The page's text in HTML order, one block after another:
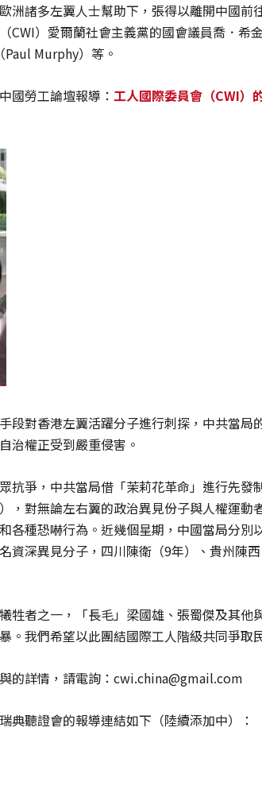
洲諸多左翼人士幫助下，張得以離開中國前
CWI）愛爾蘭社會主義黨的國會議員喬．希
Murphy）等。
國勞工論壇報導： 工人國際委員會（CWI）
段對香港左翼活躍分子進行刺探，中共當局
治權正受到嚴重侵害。
抗爭，中共當局借「茉莉花革命」進行先發
，對無論左右翼的政治異見份子與人權運動
各種恐嚇行為。近幾個星期，中國當局分別
資深異見分子，四川陳衛（9年）、貴州陳
牲者之一，「長毛」梁國雄、張蜀傑及其他
。我們希望以此團結國際工人階級共同爭取
的詳情，請電詢： cwi.china@gmail.com
典聽證會的報導連結如下（陸續添加中）：